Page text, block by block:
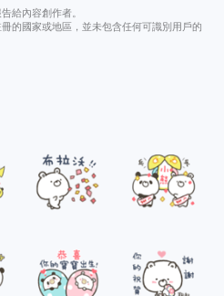
給內容創作者。
的國家或地區，並未包含任何可識別用戶的